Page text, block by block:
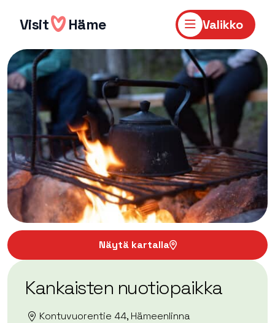
sisältöön
Visit Häme Valikko
Näytä kartalla
Kankaisten nuotiopaikka
Kontuvuorentie 44, Hämeenlinna